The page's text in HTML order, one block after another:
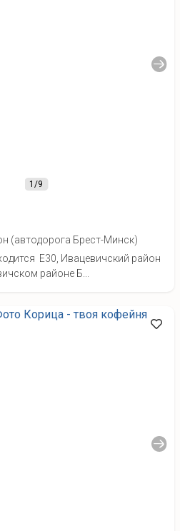
1/9
(автодорога Брест-Минск)
E30, Ивацевичский район
районе Б...